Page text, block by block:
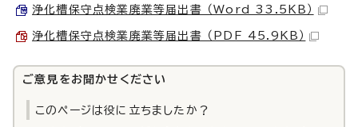
浄化槽保守点検業廃業等届出書 （Word 33.5KB）
浄化槽保守点検業廃業等届出書 （PDF 45.9KB）
ご意見をお聞かせください
このページは役に立ちましたか？